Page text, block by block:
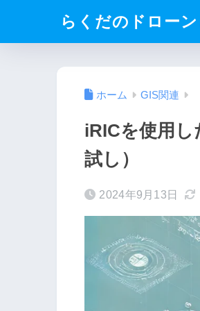
らくだのドロー
ホーム GIS関連
iRICを使用し
試し）
2024年9月13日